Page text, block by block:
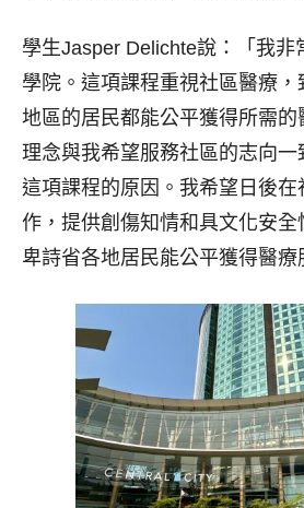
學生Jasper Delichte說：「我非
學院。這項課程重視社區醫療，
地區的居民都能公平獲得所需的
理念與我希望服務社區的志向一
這項課程的原因。我希望日後在
作， 提供創傷知情和具文化安全
卑詩省各地居民能公平獲得醫療